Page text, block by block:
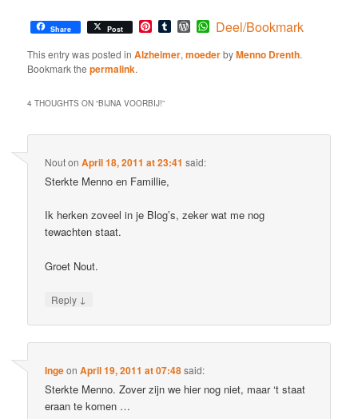
Share Post Pinterest
TumblrWordPress
WhatsApp
Deel/Bookmark
This entry was posted inAlzheimer,moederbyMenno Drenth.
Bookmark thepermalink.
4 THOUGHTS ON “BIJNA VOORBIJ!”
NoutonApril 18, 2011 at 23:41 said:
Sterkte Menno en Famillie,
Ik herken zoveel in je Blog’s, zeker wat me nog
tewachten staat.
Groet Nout.
Reply ↓
IngeonApril 19, 2011 at 07:48said:
Sterkte Menno. Zover zijn we hier nog niet, maar ‘t staat
eraan te komen …